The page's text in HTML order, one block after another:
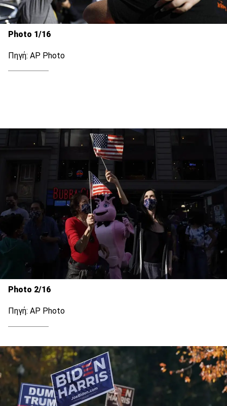
Photo 1/16
Πηγή: AP Photo
Photo 2/16
Πηγή: AP Photo